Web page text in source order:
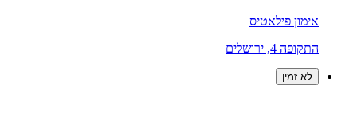
אימון פילאטיס
התקופה 4, ירושלים
לא זמין